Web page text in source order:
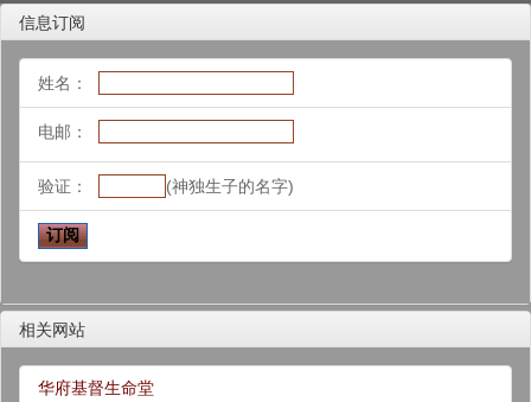
信息订阅
姓名：
电邮：
验证： (神独生子的名字)
相关网站
华府基督生命堂